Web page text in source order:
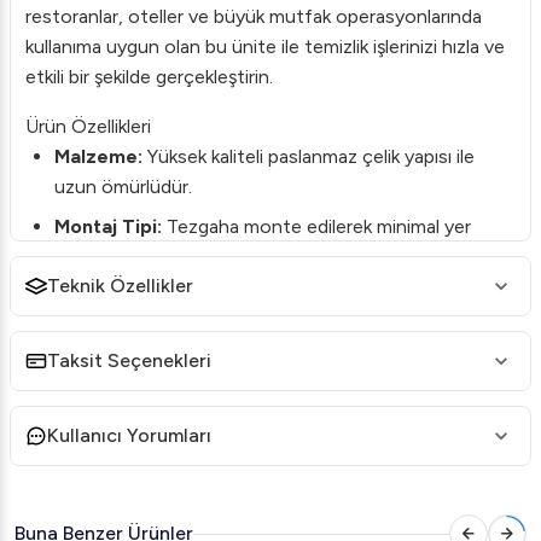
restoranlar, oteller ve büyük mutfak operasyonlarında
kullanıma uygun olan bu ünite ile temizlik işlerinizi hızla ve
etkili bir şekilde gerçekleştirin.
Ürün Özellikleri
Malzeme: Yüksek kaliteli paslanmaz çelik yapısı ile
uzun ömürlüdür.
Montaj Tipi: Tezgaha monte edilerek minimal yer
kaplama sağlar.
Esnek Hortum:Ayarlanabilir uzunluktaki esnek
hortumu sayesinde ulaşması zor olan noktalara
rahatça ulaşır.
Su Tasarrufu:Özel tasarımı ile su tüketimini azaltır,
çevre dostu bir kullanım sağlar.
Kolay Kullanım:Ergonomik tasarımı, işlerinizi kolayca
Teknik Özellikler
Taksit Seçenekleri
Kullanıcı Yorumları
Buna Benzer Ürünler